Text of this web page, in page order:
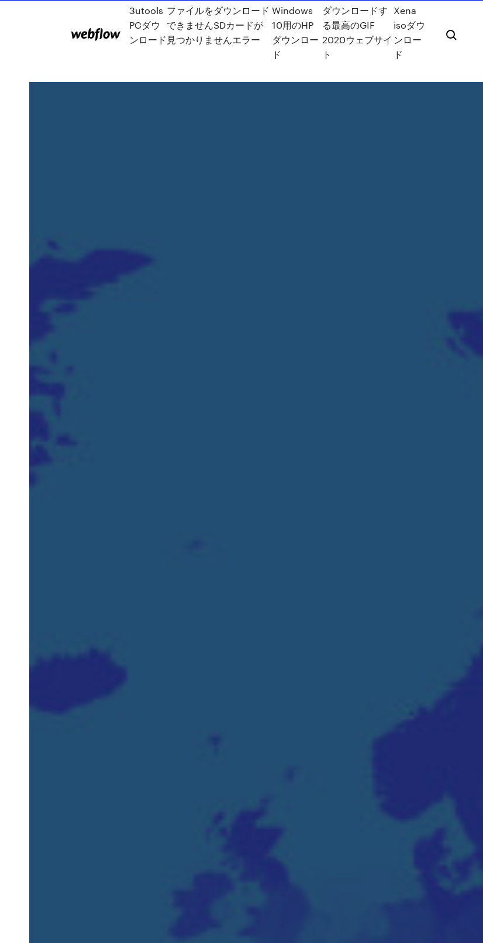
3utools
PCダウ
ンロード
ファイルをダウンロード
できませんSDカードが
見つかりませんエラー
Windows
10用のHP
ダウンロー
ド
ダウンロードす
る最高のGIF
2020ウェブサイ
ト
Xena
isoダウ
ンロー
ド